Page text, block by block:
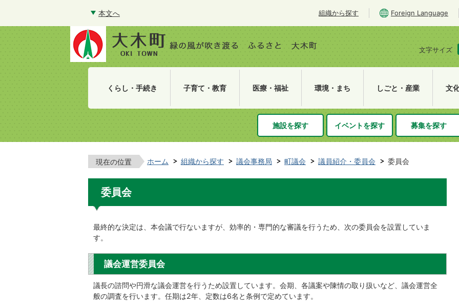
本文へ 組織から探す Foreign Language
文字サイズ
くらし・手続き 子育て・教育 医療・福祉 環境・まち しごと・産業 文
施設を探す イベントを探す 募集を探す
現在の位置 ホーム 組織から探す 議会事務局 町議会 議員紹介・委員会 委員会
委員会
最終的な決定は、本会議で行ないますが、効率的・専門的な審議を行うため、次の委員会を設置していま
す。
議会運営委員会
議長の諮問や円滑な議会運営を行うため設置しています。会期、各議案や陳情の取り扱いなど、議会運営全
般の調査を行います。任期は2年、定数は6名と条例で定めています。